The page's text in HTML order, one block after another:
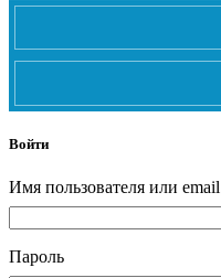
Войти
Имя пользователя или email
Пароль